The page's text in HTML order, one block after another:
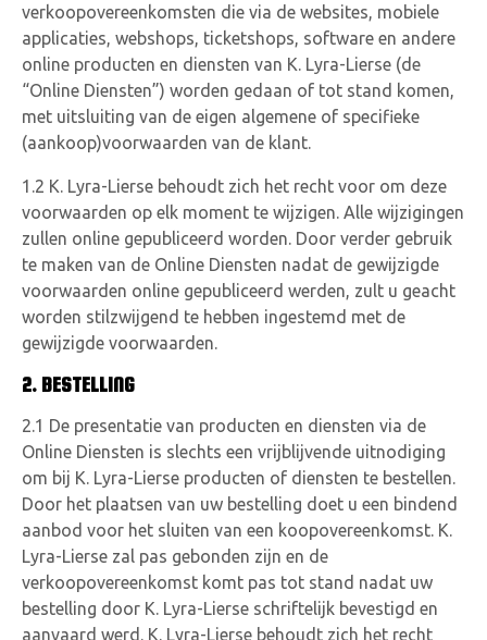
verkoopovereenkomsten die via de websites, mobiele
applicaties, webshops, ticketshops, software en andere
online producten en diensten van K. Lyra-Lierse (de
“Online Diensten”) worden gedaan of tot stand komen,
met uitsluiting van de eigen algemene of specifieke
(aankoop)voorwaarden van de klant.
1.2 K. Lyra-Lierse behoudt zich het recht voor om deze
voorwaarden op elk moment te wijzigen. Alle wijzigingen
zullen online gepubliceerd worden. Door verder gebruik
te maken van de Online Diensten nadat de gewijzigde
voorwaarden online gepubliceerd werden, zult u geacht
worden stilzwijgend te hebben ingestemd met de
gewijzigde voorwaarden.
2. BESTELLING
2.1 De presentatie van producten en diensten via de
Online Diensten is slechts een vrijblijvende uitnodiging
om bij K. Lyra-Lierse producten of diensten te bestellen.
Door het plaatsen van uw bestelling doet u een bindend
aanbod voor het sluiten van een koopovereenkomst. K.
Lyra-Lierse zal pas gebonden zijn en de
verkoopovereenkomst komt pas tot stand nadat uw
bestelling door K. Lyra-Lierse schriftelijk bevestigd en
aanvaard werd. K. Lyra-Lierse behoudt zich het recht
VACATURES
CONTACTEER ONS